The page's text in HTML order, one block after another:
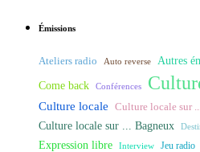
Émissions
Ateliers radio Auto reverse Autres
Come back Conférences
Culture locale Culture locale sur
Culture locale sur ... Bagneux
Expression libre Interview Jeu radio